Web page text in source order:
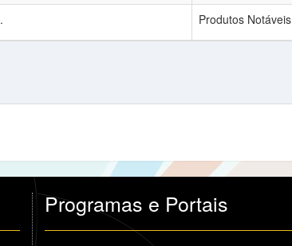
. Produtos Notáveis
Programas e Portais